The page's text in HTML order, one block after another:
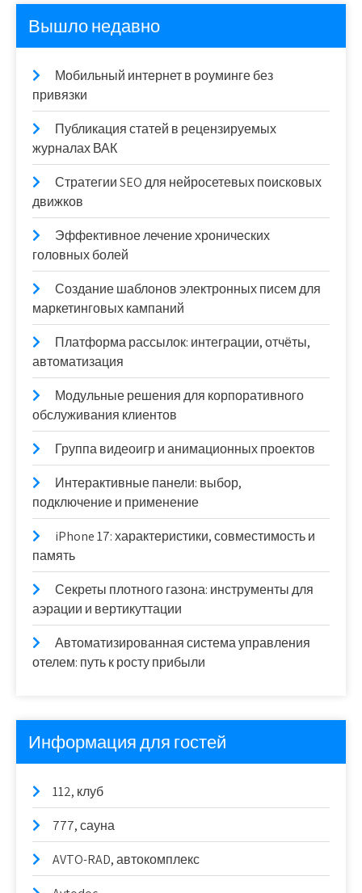
Вышло недавно
Мобильный интернет в роуминге без
привязки
Публикация статей в рецензируемых
журналах ВАК
Стратегии SEO для нейросетевых поисковых
движков
Эффективное лечение хронических
головных болей
Создание шаблонов электронных писем для
маркетинговых кампаний
Платформа рассылок: интеграции, отчёты,
автоматизация
Модульные решения для корпоративного
обслуживания клиентов
Группа видеоигр и анимационных проектов
Интерактивные панели: выбор,
подключение и применение
iPhone 17: характеристики, совместимость и
память
Секреты плотного газона: инструменты для
аэрации и вертикуттации
Автоматизированная система управления
отелем: путь к росту прибыли
Информация для гостей
112, клуб
777, сауна
AVTO-RAD, автокомплекс